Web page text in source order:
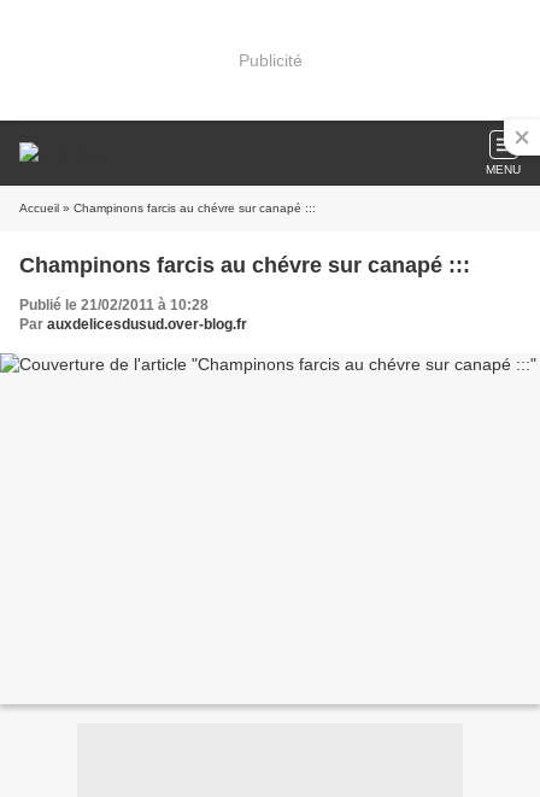
Publicité
MENU
Accueil » Champinons farcis au chévre sur canapé :::
Champinons farcis au chévre sur canapé :::
Publié le 21/02/2011 à 10:28
Par auxdelicesdusud.over-blog.fr